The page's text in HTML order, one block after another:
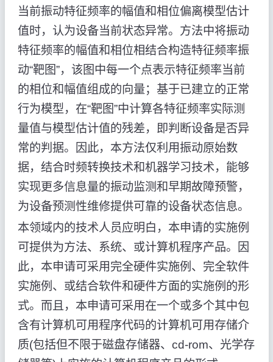
当前振动特征频率的幅值和相位偏离模型估计
值时，认为设备当前状态异常。方法中将振动
特征频率的幅值和相位相结合构造特征频率振
动“靶图”，该图中每一个点表示特征频率当前
的相位和幅值组成的向量；基于已建立的正常
行为模型，在“靶图”中计算各特征频率实际测
量值与模型估计值的残差，即判断设备是否异
常的判据。因此，本方法仅利用振动原始数
据，结合时频转换技术和机器学习技术，能够
实现更多信息量的振动监测和早期故障预警，
为设备预测性维修提供可靠的设备状态信息。
本领域内的技术人员应明白，本申请的实施例
可提供为方法、系统、或计算机程序产品。因
此，本申请可采用完全硬件实施例、完全软件
实施例、或结合软件和硬件方面的实施例的形
式。而且，本申请可采用在一个或多个其中包
含有计算机可用程序代码的计算机可用存储介
质(包括但不限于磁盘存储器、cd-rom、光学存